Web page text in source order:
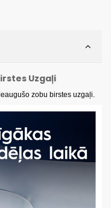
Uzgaļi
zobu birstes uzgaļi.